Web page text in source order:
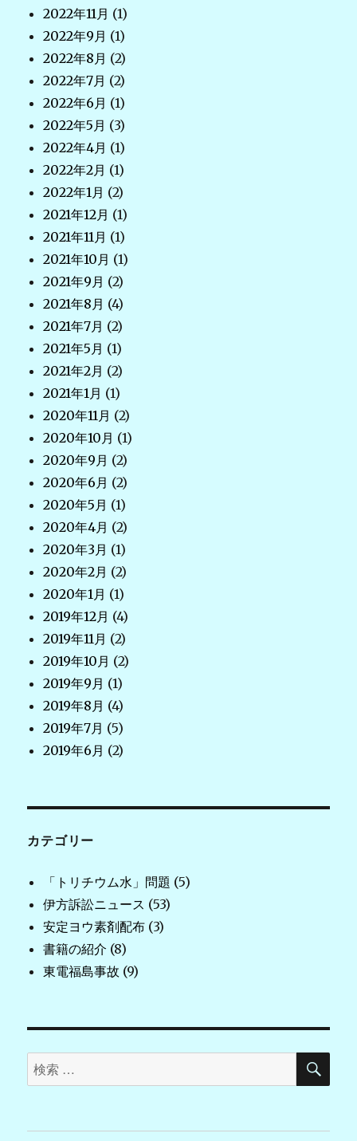
2022年11月 (1)
2022年9月 (1)
2022年8月 (2)
2022年7月 (2)
2022年6月 (1)
2022年5月 (3)
2022年4月 (1)
2022年2月 (1)
2022年1月 (2)
2021年12月 (1)
2021年11月 (1)
2021年10月 (1)
2021年9月 (2)
2021年8月 (4)
2021年7月 (2)
2021年5月 (1)
2021年2月 (2)
2021年1月 (1)
2020年11月 (2)
2020年10月 (1)
2020年9月 (2)
2020年6月 (2)
2020年5月 (1)
2020年4月 (2)
2020年3月 (1)
2020年2月 (2)
2020年1月 (1)
2019年12月 (4)
2019年11月 (2)
2019年10月 (2)
2019年9月 (1)
2019年8月 (4)
2019年7月 (5)
2019年6月 (2)
カテゴリー
「トリチウム水」問題 (5)
伊方訴訟ニュース (53)
安定ヨウ素剤配布 (3)
書籍の紹介 (8)
東電福島事故 (9)
検
索
象:
検